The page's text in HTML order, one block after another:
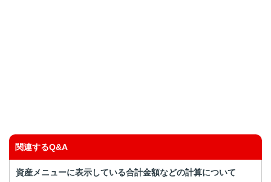
関連するQ&A
資産メニューに表示している合計金額などの計算について